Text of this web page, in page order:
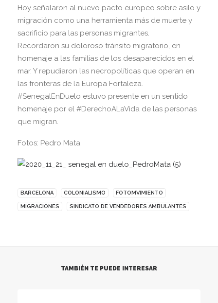
Hoy señalaron al nuevo pacto europeo sobre asilo y
migración como una herramienta más de muerte y
sacrificio para las personas migrantes.
Recordaron su doloroso tránsito migratorio, en
homenaje a las familias de los desaparecidos en el
mar. Y repudiaron las necropolíticas que operan en
las fronteras de la Europa Fortaleza.
#SenegalEnDuelo estuvo presente en un sentido
homenaje por el #DerechoALaVida de las personas
que migran.
Fotos: Pedro Mata
BARCELONA COLONIALISMO FOTOMVIMIENTO
MIGRACIONES SINDICATO DE VENDEDORES AMBULANTES
TAMBIÉN TE PUEDE INTERESAR